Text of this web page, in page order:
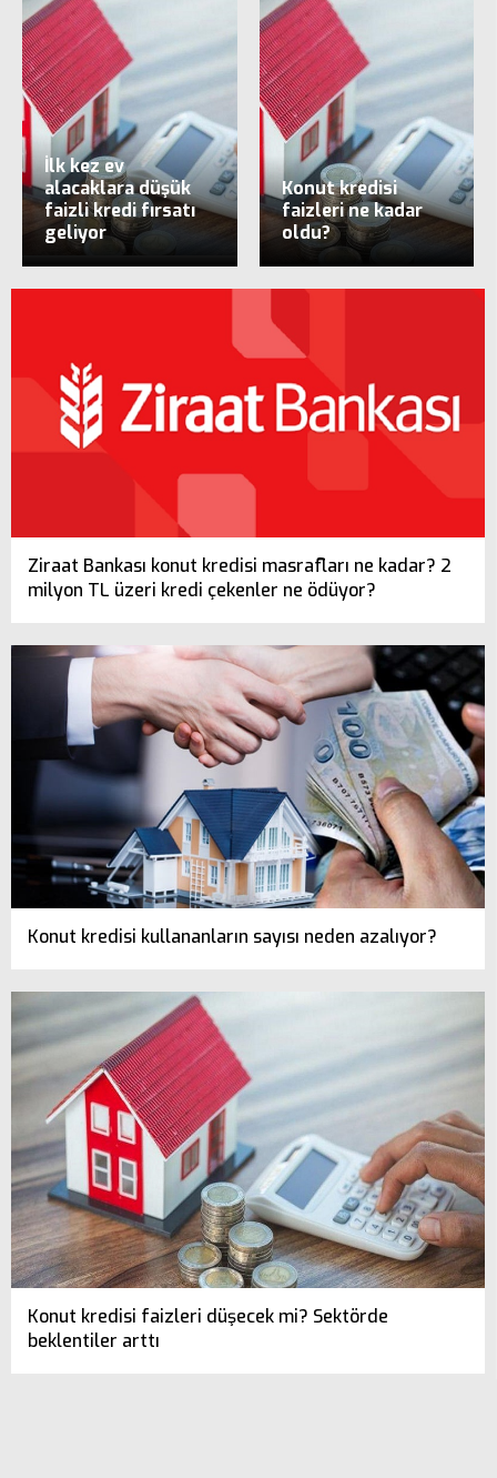
İlk kez ev
alacaklara düşük
faizli kredi fırsatı
geliyor
Konut kredisi
faizleri ne kadar
oldu?
Ziraat Bankası konut kredisi masrafları ne kadar? 2
milyon TL üzeri kredi çekenler ne ödüyor?
Konut kredisi kullananların sayısı neden azalıyor?
Konut kredisi faizleri düşecek mi? Sektörde
beklentiler arttı